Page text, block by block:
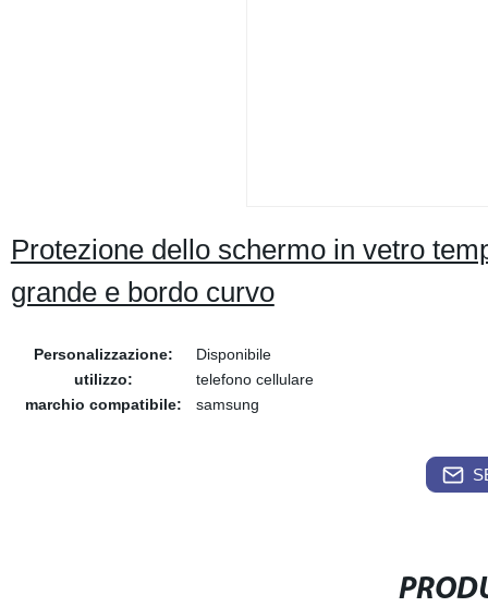
Protezione dello schermo in vetro
grande e bordo curvo
Personalizzazione:
Disponibile
utilizzo:
telefono cellulare
marchio compatibile:
samsung